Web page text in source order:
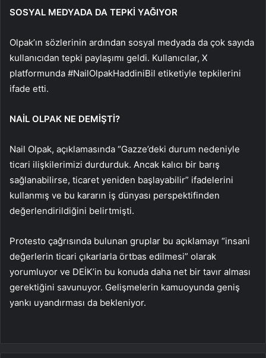
SOSYAL MEDYADA DA TEPKİ YAĞIYOR
Olpak’ın sözlerinin ardından sosyal medyada da çok sayıda
kullanıcıdan tepki paylaşımı geldi. Kullanıcılar, X
platformunda #NailOlpakHaddiniBil etiketiyle tepkilerini
ifade etti.
NAİL OLPAK NE DEMİŞTİ?
Nail Olpak, açıklamasında “Gazze’deki durum nedeniyle
ticari ilişkilerimizi durdurduk. Ancak kalıcı bir barış
sağlanabilirse, ticaret yeniden başlayabilir” ifadelerini
kullanmış ve bu kararın iş dünyası perspektifinden
değerlendirildiğini belirtmişti.
Protesto çağrısında bulunan gruplar bu açıklamayı “insani
değerlerin ticari çıkarlarla örtbas edilmesi” olarak
yorumluyor ve DEİK’in bu konuda daha net bir tavır alması
gerektiğini savunuyor. Gelişmelerin kamuoyunda geniş
yankı uyandırması da bekleniyor.